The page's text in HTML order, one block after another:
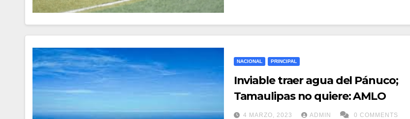
NACIONAL PRINCIPAL
Inviable traer agua del Pánuco;
Tamaulipas no quiere: AMLO
4 MARZO, 2023 ADMIN 0 COMMENTS